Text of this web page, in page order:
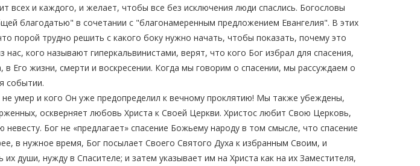
всех и каждого, и желает, чтобы все без исключения люди спаслись. Богословы
благодатью" в сочетании с "благонамеренным предложением Евангелия". В этих
порой трудно решить с какого боку нужно начать, чтобы показать, почему это
нас, кого называют гиперкальвинистами, верят, что кого Бог избрал для спасения,
в Его жизни, смерти и воскресении. Когда мы говорим о спасении, мы рассуждаем о
событии.
не умер и кого Он уже предопределил к вечному проклятию! Мы также убеждены,
оскверняет любовь Христа к Своей Церкви. Христос любит Свою Церковь,
Бог не «предлагает» спасение Божьему народу в том смысле, что спасение
в нужное время, Бог посылает Своего Святого Духа к избранным Своим, и
души, нужду в Спасителе; и затем указывает им на Христа как на их Заместителя,